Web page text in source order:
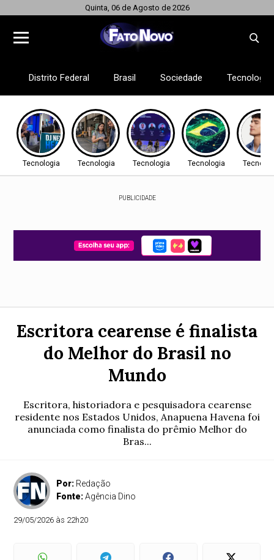
Quinta, 06 de Agosto de 2026
Distrito Federal Brasil Sociedade Tecnologia
Tecnologia Tecnologia Tecnologia Tecnologia
PUBLICIDADE
Escritora cearense é finalista
do Melhor do Brasil no
Mundo
Escritora, historiadora e pesquisadora cearense
residente nos Estados Unidos, Anapuena Havena foi
anunciada como finalista do prêmio Melhor do
Bras...
Por: Redação
Fonte:Agência Dino
29/05/2026 às 22h20